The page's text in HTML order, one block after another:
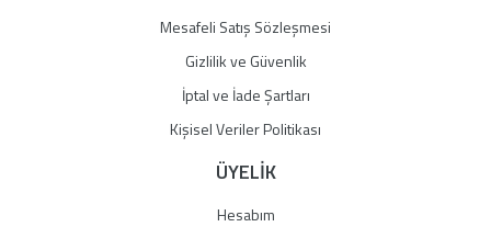
Mesafeli Satış Sözleşmesi
Gizlilik ve Güvenlik
İptal ve İade Şartları
Kişisel Veriler Politikası
ÜYELİK
Hesabım